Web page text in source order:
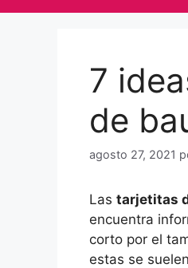
7
de
agosto 27, 2021
Las tarjetitas
encuentra
corto por el
estas se